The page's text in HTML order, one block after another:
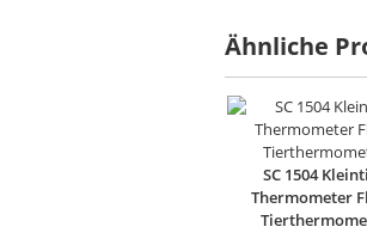
Ähnliche
SC 1504
Thermometer